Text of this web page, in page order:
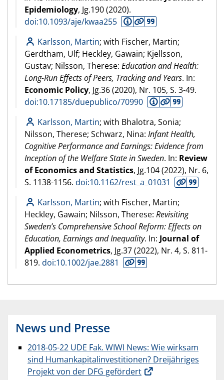
Epidemiology, Jg.190 (2020).
doi:10.1093/aje/kwaa255
Karlsson, Martin; with Fischer, Martin;
Gerdtham, Ulf; Heckley, Gawain; Kjellsson,
Gustav; Nilsson, Therese: Education and Health:
Long-Run Effects of Peers, Tracking and Years. In:
Economic Policy, Jg.36 (2020), Nr. 105, S. 3-49.
doi:10.17185/duepublico/70990
Karlsson, Martin; with Bhalotra, Sonia;
Nilsson, Therese; Schwarz, Nina: Infant Health,
Cognitive Performance and Earnings: Evidence from
Inception of the Welfare State in Sweden. In: Review
of Economics and Statistics, Jg.104 (2022), Nr. 6,
S. 1138-1156. doi:10.1162/rest_a_01031
Karlsson, Martin; with Fischer, Martin;
Heckley, Gawain; Nilsson, Therese: Revisiting
Sweden’s Comprehensive School Reform: Effects on
Education, Earnings and Inequality. In: Journal of
Applied Econometrics, Jg.37 (2022), Nr. 4, S. 811-
819. doi:10.1002/jae.2881
News und Presse
2018-05-22 UDE Fak. WIWI News: Wie wirksam
sind Humankapitalinvestitionen? Dreijähriges
Projekt von der DFG gefördert